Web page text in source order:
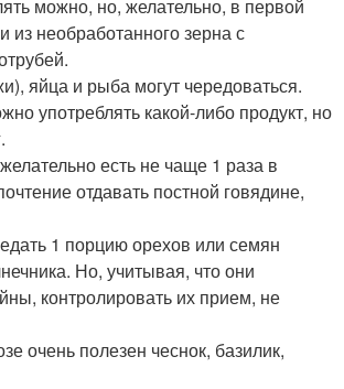
можно, но, желательно, в первой
из необработанного зерна с
яйца и рыба могут чередоваться.
употреблять какой-либо продукт, но
есть не чаще 1 раза в
отдавать постной говядине,
1 порцию орехов или семян
Но, учитывая, что они
контролировать их прием, не
очень полезен чеснок, базилик,